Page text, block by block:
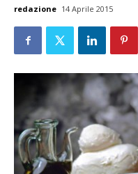
redazione 14 Aprile 2015